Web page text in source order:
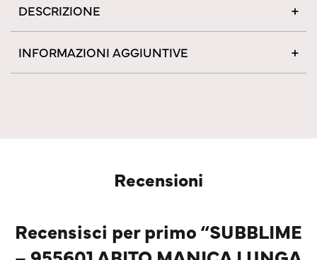
DESCRIZIONE
INFORMAZIONI AGGIUNTIVE
Recensioni
Recensisci per primo “SUBBLIME